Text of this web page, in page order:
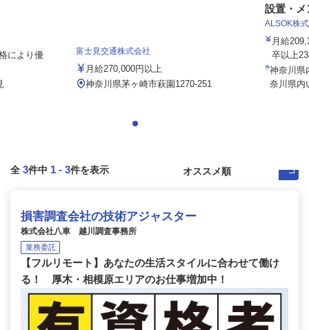
により優 富士見交通株式会社
月給270,000円以上
神奈川県茅ヶ崎市萩園1270-251
設置・メ
ALSOK株
月給
卒以上
神奈川
奈川県内
全 3件中 1 - 3件を表示
損害調査会社の技術アジャスター
株式会社八車 越川調査事務所
業務委託
【フルリモート】あなたの生活スタイルに合わせて働け
る！ 厚木・相模原エリアのお仕事増加中！